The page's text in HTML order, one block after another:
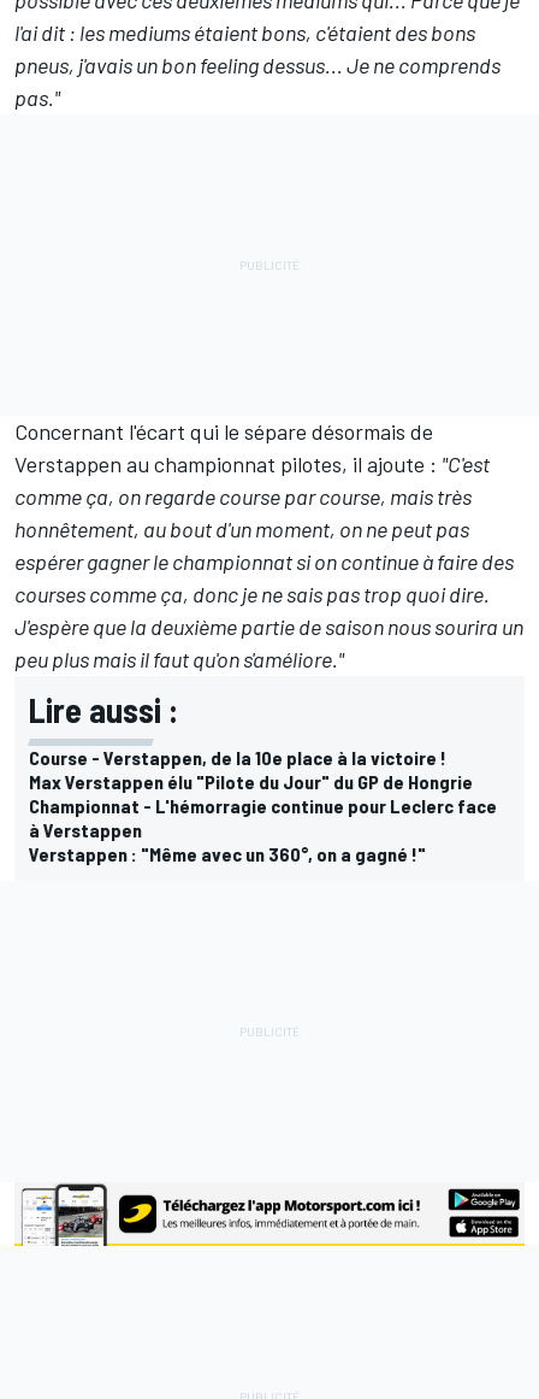
l'ai dit : les mediums étaient bons, c'étaient des bons
pneus, j'avais un bon feeling dessus... Je ne comprends
pas."
Concernant l'écart qui le sépare désormais de
Verstappen au championnat pilotes, il ajoute : "C'est
comme ça, on regarde course par course, mais très
honnêtement, au bout d'un moment, on ne peut pas
espérer gagner le championnat si on continue à faire des
courses comme ça, donc je ne sais pas trop quoi dire.
J'espère que la deuxième partie de saison nous sourira un
peu plus mais il faut qu'on s'améliore."
Lire aussi :
Course - Verstappen, de la 10e place à la victoire !
Max Verstappen élu "Pilote du Jour" du GP de Hongrie
Championnat - L'hémorragie continue pour Leclerc face
à Verstappen
Verstappen : "Même avec un 360°, on a gagné !"